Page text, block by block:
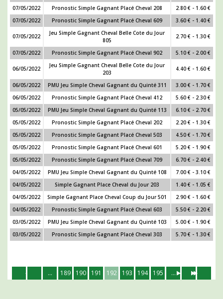
07/05/2022
Pronostic Simple Gagnant Placé Cheval 208
2.80 € - 1.60 €
07/05/2022
Pronostic Simple Gagnant Placé Cheval 609 3.60 € - 1.40 €
07/05/2022
Jeu Simple Gagnant Cheval Belle Cote du Jour
805
2.70 € - 1.30 €
07/05/2022 Pronostic Simple Gagnant Placé Cheval 902 5.10 € - 2.00 €
06/05/2022
Jeu Simple Gagnant Cheval Belle Cote du Jour
203
4.40 € - 1.60 €
06/05/2022 PMU Jeu Simple Cheval Gagnant du Quinté 311
3.00 € - 1.70 €
06/05/2022
Pronostic Simple Gagnant Placé Cheval 412
5.60 € - 2.30 €
05/05/2022
PMU Jeu Simple Cheval Gagnant du Quinté 113
6.10 € - 2.70 €
05/05/2022
Pronostic Simple Gagnant Placé Cheval 202
2.20 € - 1.30 €
05/05/2022
Pronostic Simple Gagnant Placé Cheval 503
4.50 € - 1.70 €
05/05/2022
Pronostic Simple Gagnant Placé Cheval 601
5.20 € - 1.90 €
05/05/2022
Pronostic Simple Gagnant Placé Cheval 709
6.70 € - 2.40 €
04/05/2022
PMU Jeu Simple Cheval Gagnant du Quinté 108
7.00 € - 3.10 €
04/05/2022
Simple Gagnant Place Cheval du Jour 203
1.40 € - 1.05 €
04/05/2022
Simple Gagnant Place Cheval Coup du Jour 501
2.90 € - 1.60 €
04/05/2022
Pronostic Simple Gagnant Placé Cheval 603
5.50 € - 2.20 €
03/05/2022
PMU Jeu Simple Cheval Gagnant du Quinté 103
5.00 € - 1.90 €
03/05/2022
Pronostic Simple Gagnant Placé Cheval 303 5.70 € - 1.30 €
... 189 190 191 192 193 194 195 ...